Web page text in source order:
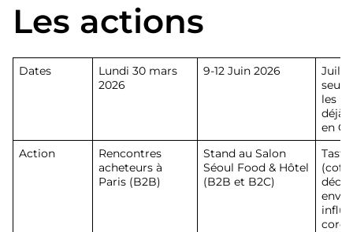
Les actions
Dates
Lundi 30 mars
2026
9-12 Juin 2026
les
déjà
en
Action
Rencontres
acheteurs à
Paris (B2B)
Stand au Salon
Séoul Food & Hôtel
(B2B et B2C)